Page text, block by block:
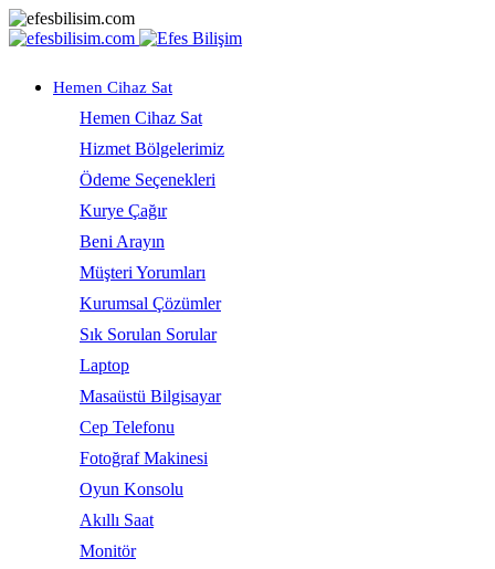
Hemen Cihaz Sat
Hemen Cihaz Sat
Hizmet Bölgelerimiz
Ödeme Seçenekleri
Kurye Çağır
Beni Arayın
Müşteri Yorumları
Kurumsal Çözümler
Sık Sorulan Sorular
Laptop
Masaüstü Bilgisayar
Cep Telefonu
Fotoğraf Makinesi
Oyun Konsolu
Akıllı Saat
Monitör